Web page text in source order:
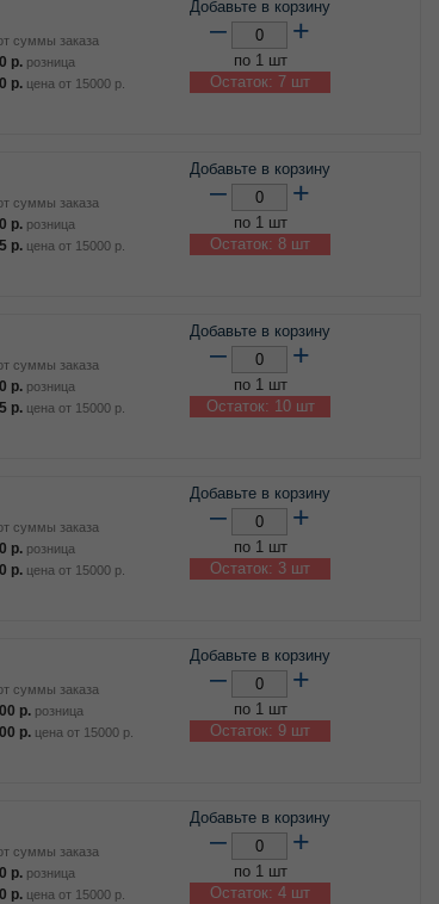
суммы заказа
р. розница
р. цена от 15000 р.
Добавьте в корзину
– +
по 1 шт
Остаток: 7 шт
суммы заказа
р. розница
р. цена от 15000 р.
Добавьте в корзину
– +
по 1 шт
Остаток: 8 шт
суммы заказа
р. розница
р. цена от 15000 р.
Добавьте в корзину
– +
по 1 шт
Остаток: 10 шт
суммы заказа
р. розница
р. цена от 15000 р.
Добавьте в корзину
– +
по 1 шт
Остаток: 3 шт
суммы заказа
р. розница
р. цена от 15000 р.
Добавьте в корзину
– +
по 1 шт
Остаток: 9 шт
суммы заказа
р. розница
р. цена от 15000 р.
Добавьте в корзину
– +
по 1 шт
Остаток: 4 шт